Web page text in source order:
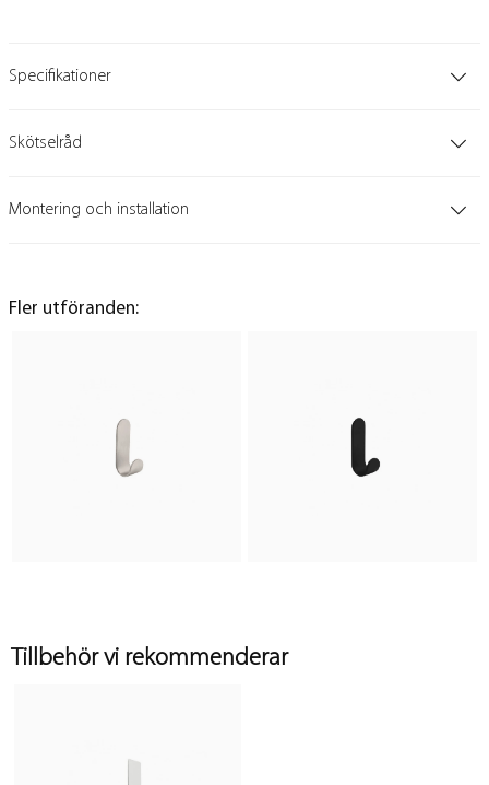
Specifikationer
Skötselråd
Montering och installation
Fler utföranden:
Tillbehör vi rekommenderar